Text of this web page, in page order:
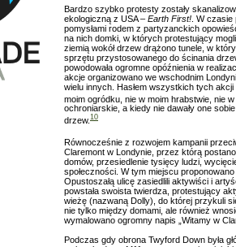
Bardzo szybko protesty zostały
ekologiczną z USA – Earth First! . W
pomysłami rodem z partyzanckich
na nich domki, w których protestujący mogli
ziemią wokół drzew drążono tunele, w
sprzętu przystosowanego do ścinania
powodowała ogromne opóźnienia w
akcje organizowano we wschodnim
wielu innych. Hasłem wszystkich tych
moim ogródku, nie w moim hrabstwie, nie
ochroniarskie, a kiedy nie dawały one
drzew. 10
Równocześnie z rozwojem kampanii
Claremont w Londynie, przez którą
domów, przesiedlenie tysięcy ludzi,
społeczności. W tym miejscu
Opustoszałą ulicę zasiedlili aktywiści i
powstała swoista twierdza, protestujący
wieżę (nazwaną Dolly), do której przykuli
nie tylko między domami, ale również
wymalowano ogromny napis „Witamy w
Podczas gdy obrona Twyford Down była